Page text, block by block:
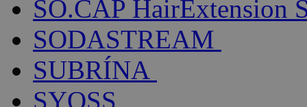
SO.CAP HairExtension
SODASTREAM
SUBRÍNA
SYOSS